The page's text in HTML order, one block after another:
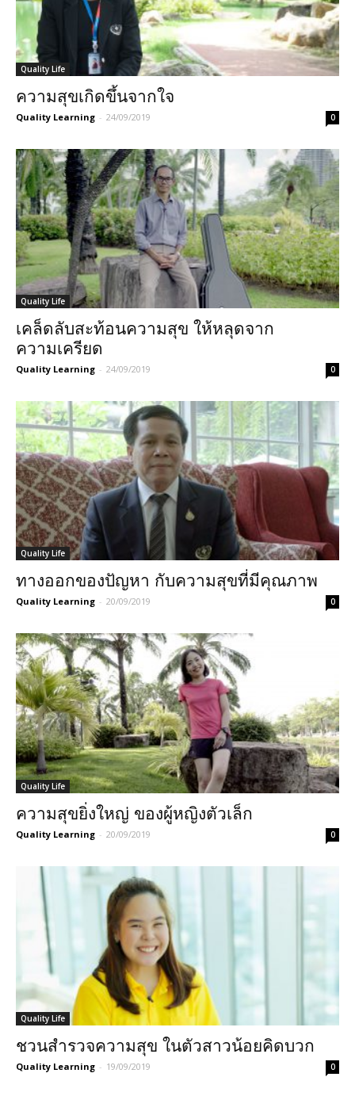
Quality Life
ความสุขเกิดขึ้นจากใจ
Quality Learning - 24/09/2019 0
Quality Life
เคล็ดลับสะท้อนความสุข ให้หลุดจาก
ความเครียด
Quality Learning - 24/09/2019 0
Quality Life
ทางออกของปัญหา กับความสุขที่มีคุณภาพ
Quality Learning - 20/09/2019 0
Quality Life
ความสุขยิ่งใหญ่ ของผู้หญิงตัวเล็ก
Quality Learning - 20/09/2019 0
Quality Life
ชวนสำรวจความสุข ในตัวสาวน้อยคิดบวก
Quality Learning - 19/09/2019 0